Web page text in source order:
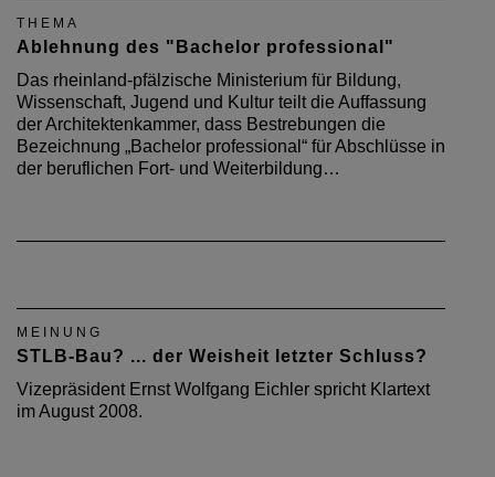
THEMA
Ablehnung des "Bachelor professional"
Das rheinland-pfälzische Ministerium für Bildung,
Wissenschaft, Jugend und Kultur teilt die Auffassung
der Architektenkammer, dass Bestrebungen die
Bezeichnung „Bachelor professional“ für Abschlüsse in
der beruflichen Fort- und Weiterbildung…
MEINUNG
STLB-Bau? ... der Weisheit letzter Schluss?
Vizepräsident Ernst Wolfgang Eichler spricht Klartext
im August 2008.